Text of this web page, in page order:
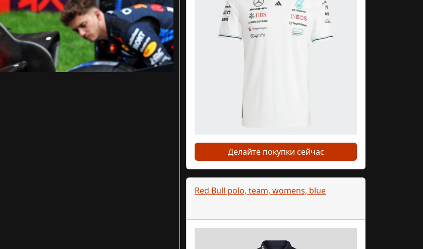
Играйте и выигрывайте!
Реальные призы каждую неделю Формулы 1.
Следите за событиями Гран-при вместе с нами и
Делайте покупки сейчас
Red Bull polo, team, womens, blue